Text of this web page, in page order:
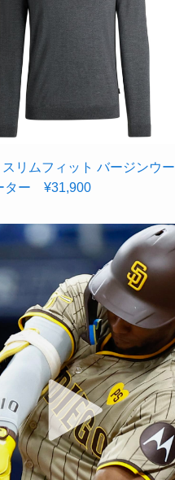
スリムフィット バージンウー
ター ¥31,900